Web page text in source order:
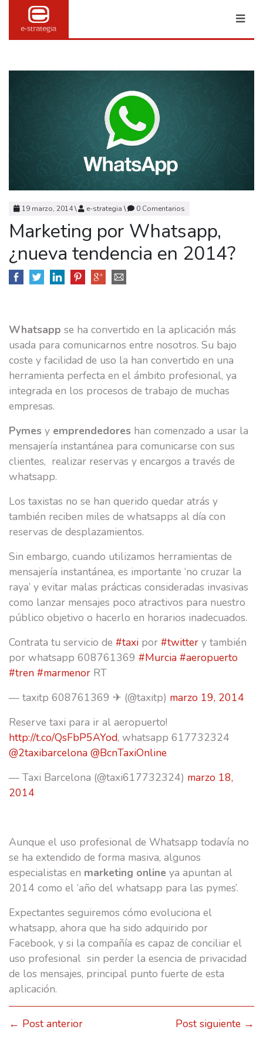
MARKETING & PUBLI
TRANSFORMACIÓN DIGITAL
BRANDING
CASOS DE ÉXITO
EQUIPO
E-SCUELA
CONTACTO
19 marzo, 2014\ e-strategia \ 0 Comentarios
Marketing por Whatsapp,
¿nueva tendencia en 2014?
Whatsapp se ha convertido en la aplicación más
usada para comunicarnos entre nosotros. Su bajo
coste y facilidad de uso la han convertido en una
herramienta perfecta en el ámbito profesional, ya
integrada en los procesos de trabajo de muchas
empresas.
Pymes y emprendedores han comenzado a usar la
mensajería instantánea para comunicarse con sus
clientes, realizar reservas y encargos a través de
whatsapp.
Los taxistas no se han querido quedar atrás y
también reciben miles de whatsapps al día con
reservas de desplazamientos.
Sin embargo, cuando utilizamos herramientas de
mensajería instantánea, es importante ‘no cruzar la
raya’ y evitar malas prácticas consideradas invasivas
como lanzar mensajes poco atractivos para nuestro
público objetivo o hacerlo en horarios inadecuados.
Contrata tu servicio de #taxi por #twitter y también
por whatsapp 608761369 #Murcia #aeropuerto
#tren #marmenor RT
— taxitp 608761369 ✈ (@taxitp) marzo 19, 2014
Reserve taxi para ir al aeropuerto!
http://t.co/QsFbP5AYod, whatsapp 617732324
@2taxibarcelona @BcnTaxiOnline
— Taxi Barcelona (@taxi617732324) marzo 18,
2014
Aunque el uso profesional de Whatsapp todavía no
se ha extendido de forma masiva, algunos
especialistas en marketing online ya apuntan al
2014 como el ‘año del whatsapp para las pymes’.
Expectantes seguiremos cómo evoluciona el
whatsapp, ahora que ha sido adquirido por
Facebook, y si la compañía es capaz de conciliar el
uso profesional sin perder la esencia de privacidad
de los mensajes, principal punto fuerte de esta
aplicación.
← Post anterior Post siguiente →